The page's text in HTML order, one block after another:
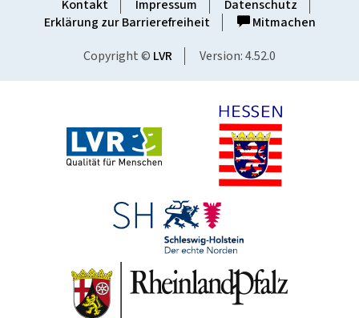
Kontakt Impressum
Datenschutz
Erklärung zur Barrierefreiheit
Mitmachen
Copyright © LVR Version: 4.52.0